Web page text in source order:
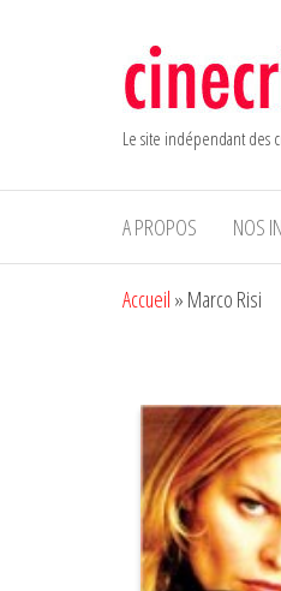
Le site indépendant des
A PROPOS NOS
Accueil » Marco Risi